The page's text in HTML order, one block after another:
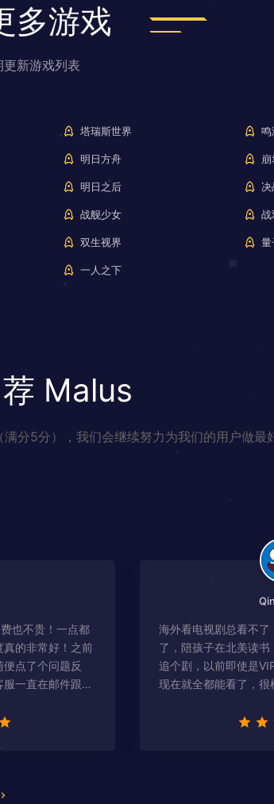
多游戏
新游戏列表
塔瑞斯世界 鸣
明日方舟
明日之后
战舰少女 战
双生视界 量
一人之下
Malus
分5分），我们会继续努力为我们的用户做最
也不贵！一点都
的非常好！之前
点了个问题反
一直在邮件跟
海外看电视剧总看不
了，陪孩子在北美读
追个剧，以前即使是
现在就全都能看了，